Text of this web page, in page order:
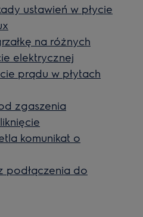
ustawień w płycie
na różnych
elektrycznej
prądu w płytach
zgaszenia
komunikat o
podłączenia do